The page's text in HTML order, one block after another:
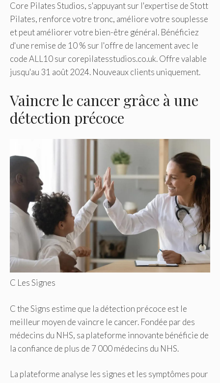
Core Pilates Studios, s'appuyant sur l'expertise de Stott
Pilates, renforce votre tronc, améliore votre souplesse
et peut améliorer votre bien-être général. Bénéficiez
d'une remise de 10 % sur l'offre de lancement avec le
code ALL10 sur corepilatesstudios.co.uk. Offre valable
jusqu'au 31 août 2024. Nouveaux clients uniquement.
Vaincre le cancer grâce à une
détection précoce
C Les Signes
C the Signs estime que la détection précoce est le
meilleur moyen de vaincre le cancer. Fondée par des
médecins du NHS, sa plateforme innovante bénéficie de
la confiance de plus de 7 000 médecins du NHS.
La plateforme analyse les signes et les symptômes pour